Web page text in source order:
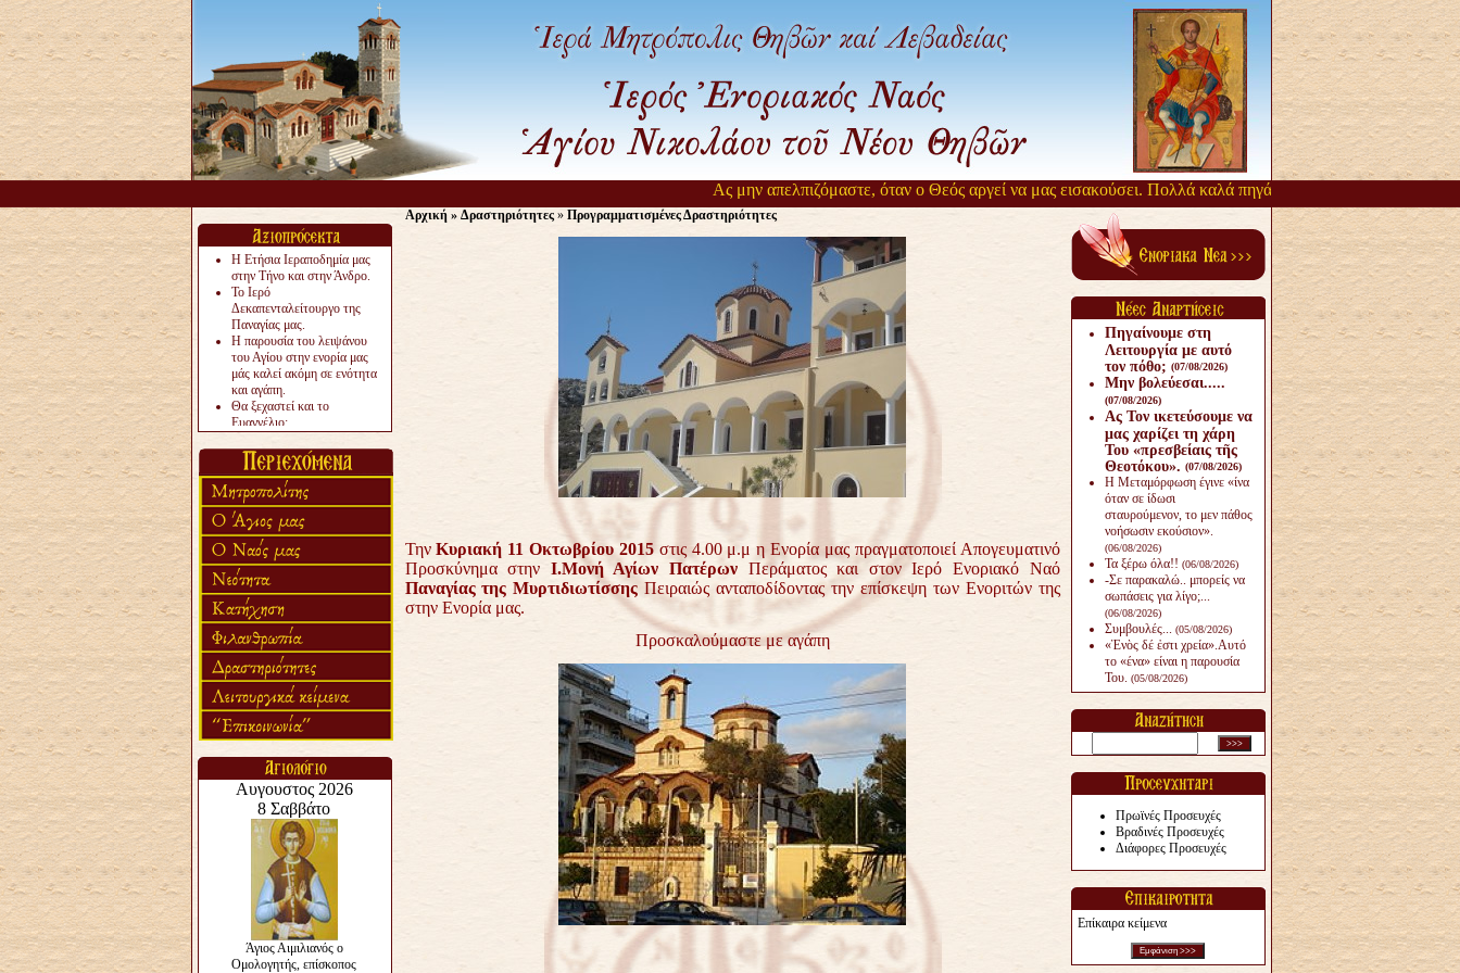
Ας μην απελπιζόμαστε, όταν ο Θεός αργεί να μας εισακούσει. Πολλά καλά πηγάζουν, από την αργοπορία
Η Ετήσια Ιεραποδημία μας
στην Τήνο και στην Άνδρο.
Το Ιερό
Δεκαπενταλείτουργο της
Παναγίας μας.
Η παρουσία του λειψάνου
του Αγίου στην ενορία μας
μάς καλεί ακόμη σε ενότητα
και αγάπη.
Θα ξεχαστεί και το
Ευαγγέλιο;
«πολύ αργά».
Ζητείται....
Αρχική» Δραστηριότητες» Προγραμματισμένες Δραστηριότητες
ΤηνΚυριακή 11 Οκτωβρίου 2015στις 4.00 μ.μ η Ενορία μας πραγματοποιεί Απογευματινό
Προσκύνημα στην Ι.Μονή Αγίων ΠατέρωνΠεράματος και στον Ιερό Ενοριακό Ναό
Παναγίας της ΜυρτιδιωτίσσηςΠειραιώς ανταποδίδοντας την επίσκεψη των Ενοριτών της
στην Ενορία μας.
Προσκαλούμαστε με αγάπη
Πηγαίνουμε στη
Λειτουργία με αυτό
τον πόθο; (07/08/2026)
Μην βολεύεσαι.....
(07/08/2026)
Ας Τον ικετεύσουμε να
μας χαρίζει τη χάρη
Του «πρεσβείαις τῆς
Θεοτόκου». (07/08/2026)
Η Μεταμόρφωση έγινε «ίνα
όταν σε ίδωσι
σταυρούμενον, το μεν πάθος
νοήσωσιν εκούσιον».
(06/08/2026)
Τα ξέρω όλα!! (06/08/2026)
-Σε παρακαλώ.. μπορείς να
σωπάσεις για λίγο;...
(06/08/2026)
Συμβουλές... (05/08/2026)
«Ἑνὸς δέ ἐστι χρεία».Αυτό
το «ένα» είναι η παρουσία
Του. (05/08/2026)
Πρωϊνές Προσευχές
Βραδινές Προσευχές
Διάφορες Προσευχές
Επίκαιρα κείμενα